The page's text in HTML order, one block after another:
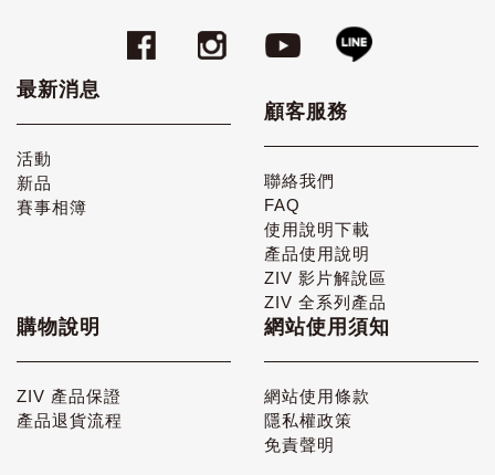
最新消息
活動
新品
賽事相簿
顧客服務
聯絡我們
FAQ
使用說明下載
產品使用說明
ZIV 影片解說區
ZIV 全系列產品
購物說明
ZIV 產品保證
產品退貨流程
網站使用須知
網站使用條款
隱私權政策
免責聲明